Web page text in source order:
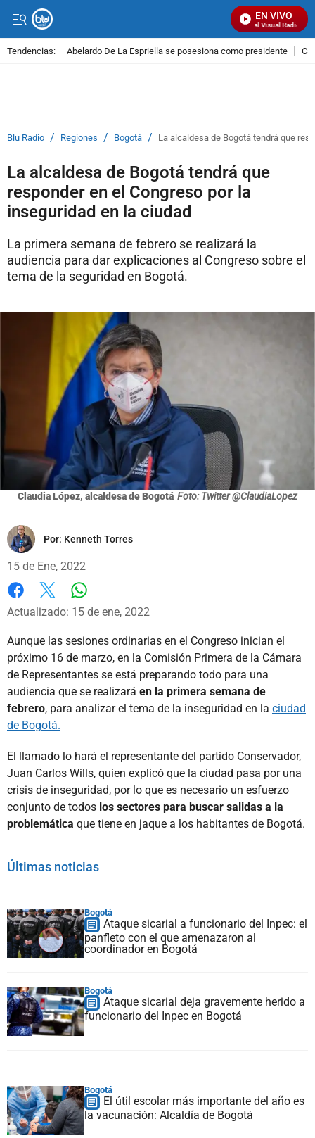
EN VIVO
Señal Visual Radio
Tendencias: Abelardo De La Espriella se posesiona como presidente
Blu Radio / Regiones / Bogotá / La alcaldesa de Bogotá tendrá que
La alcaldesa de Bogotá tendrá que
responder en el Congreso por la
inseguridad en la ciudad
La primera semana de febrero se realizará la
audiencia para dar explicaciones al Congreso sobre el
tema de la seguridad en Bogotá.
Claudia López, alcaldesa de Bogotá Foto: Twitter @ClaudiaLopez
Por: Kenneth Torres
15 de Ene, 2022
Facebook
X
Actualizado: 15 de ene, 2022
Aunque las sesiones ordinarias en el Congreso inician el
próximo 16 de marzo, en la Comisión Primera de la Cámara
de Representantes se está preparando todo para una
audiencia que se realizará en la primera semana de
febrero, para analizar el tema de la inseguridad en la ciudad
de Bogotá.
El llamado lo hará el representante del partido Conservador,
Juan Carlos Wills, quien explicó que la ciudad pasa por una
crisis de inseguridad, por lo que es necesario un esfuerzo
conjunto de todos los sectores para buscar salidas a la
problemática que tiene en jaque a los habitantes de Bogotá.
Últimas noticias
Bogotá
Ataque sicarial a funcionario del Inpec: el
panfleto con el que amenazaron al
coordinador en Bogotá
Bogotá
Ataque sicarial deja gravemente herido a
funcionario del Inpec en Bogotá
Bogotá
El útil escolar más importante del año es
la vacunación: Alcaldía de Bogotá